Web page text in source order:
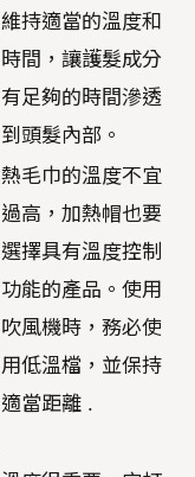
維持適當的溫度和
時間，讓護髮成分
有足夠的時間滲透
到頭髮內部。
熱毛巾的溫度不宜
過高，加熱帽也要
選擇具有溫度控制
功能的產品。使用
吹風機時，務必使
用低溫檔，並保持
適當距離 .